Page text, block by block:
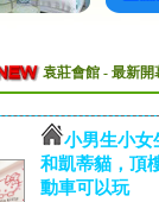
袁莊會館 - 最
[民宿快訊]連假出
續住再享85折，
【民宿快訊】羅
袁莊會館 - 最
袁莊會館 - 最新開
小男生小女
和凱蒂貓，頂
動車可以玩